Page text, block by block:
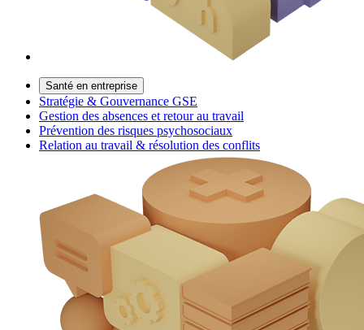
Santé en entreprise
Stratégie & Gouvernance GSE
Gestion des absences et retour au travail
Prévention des risques psychosociaux
Relation au travail & résolution des conflits